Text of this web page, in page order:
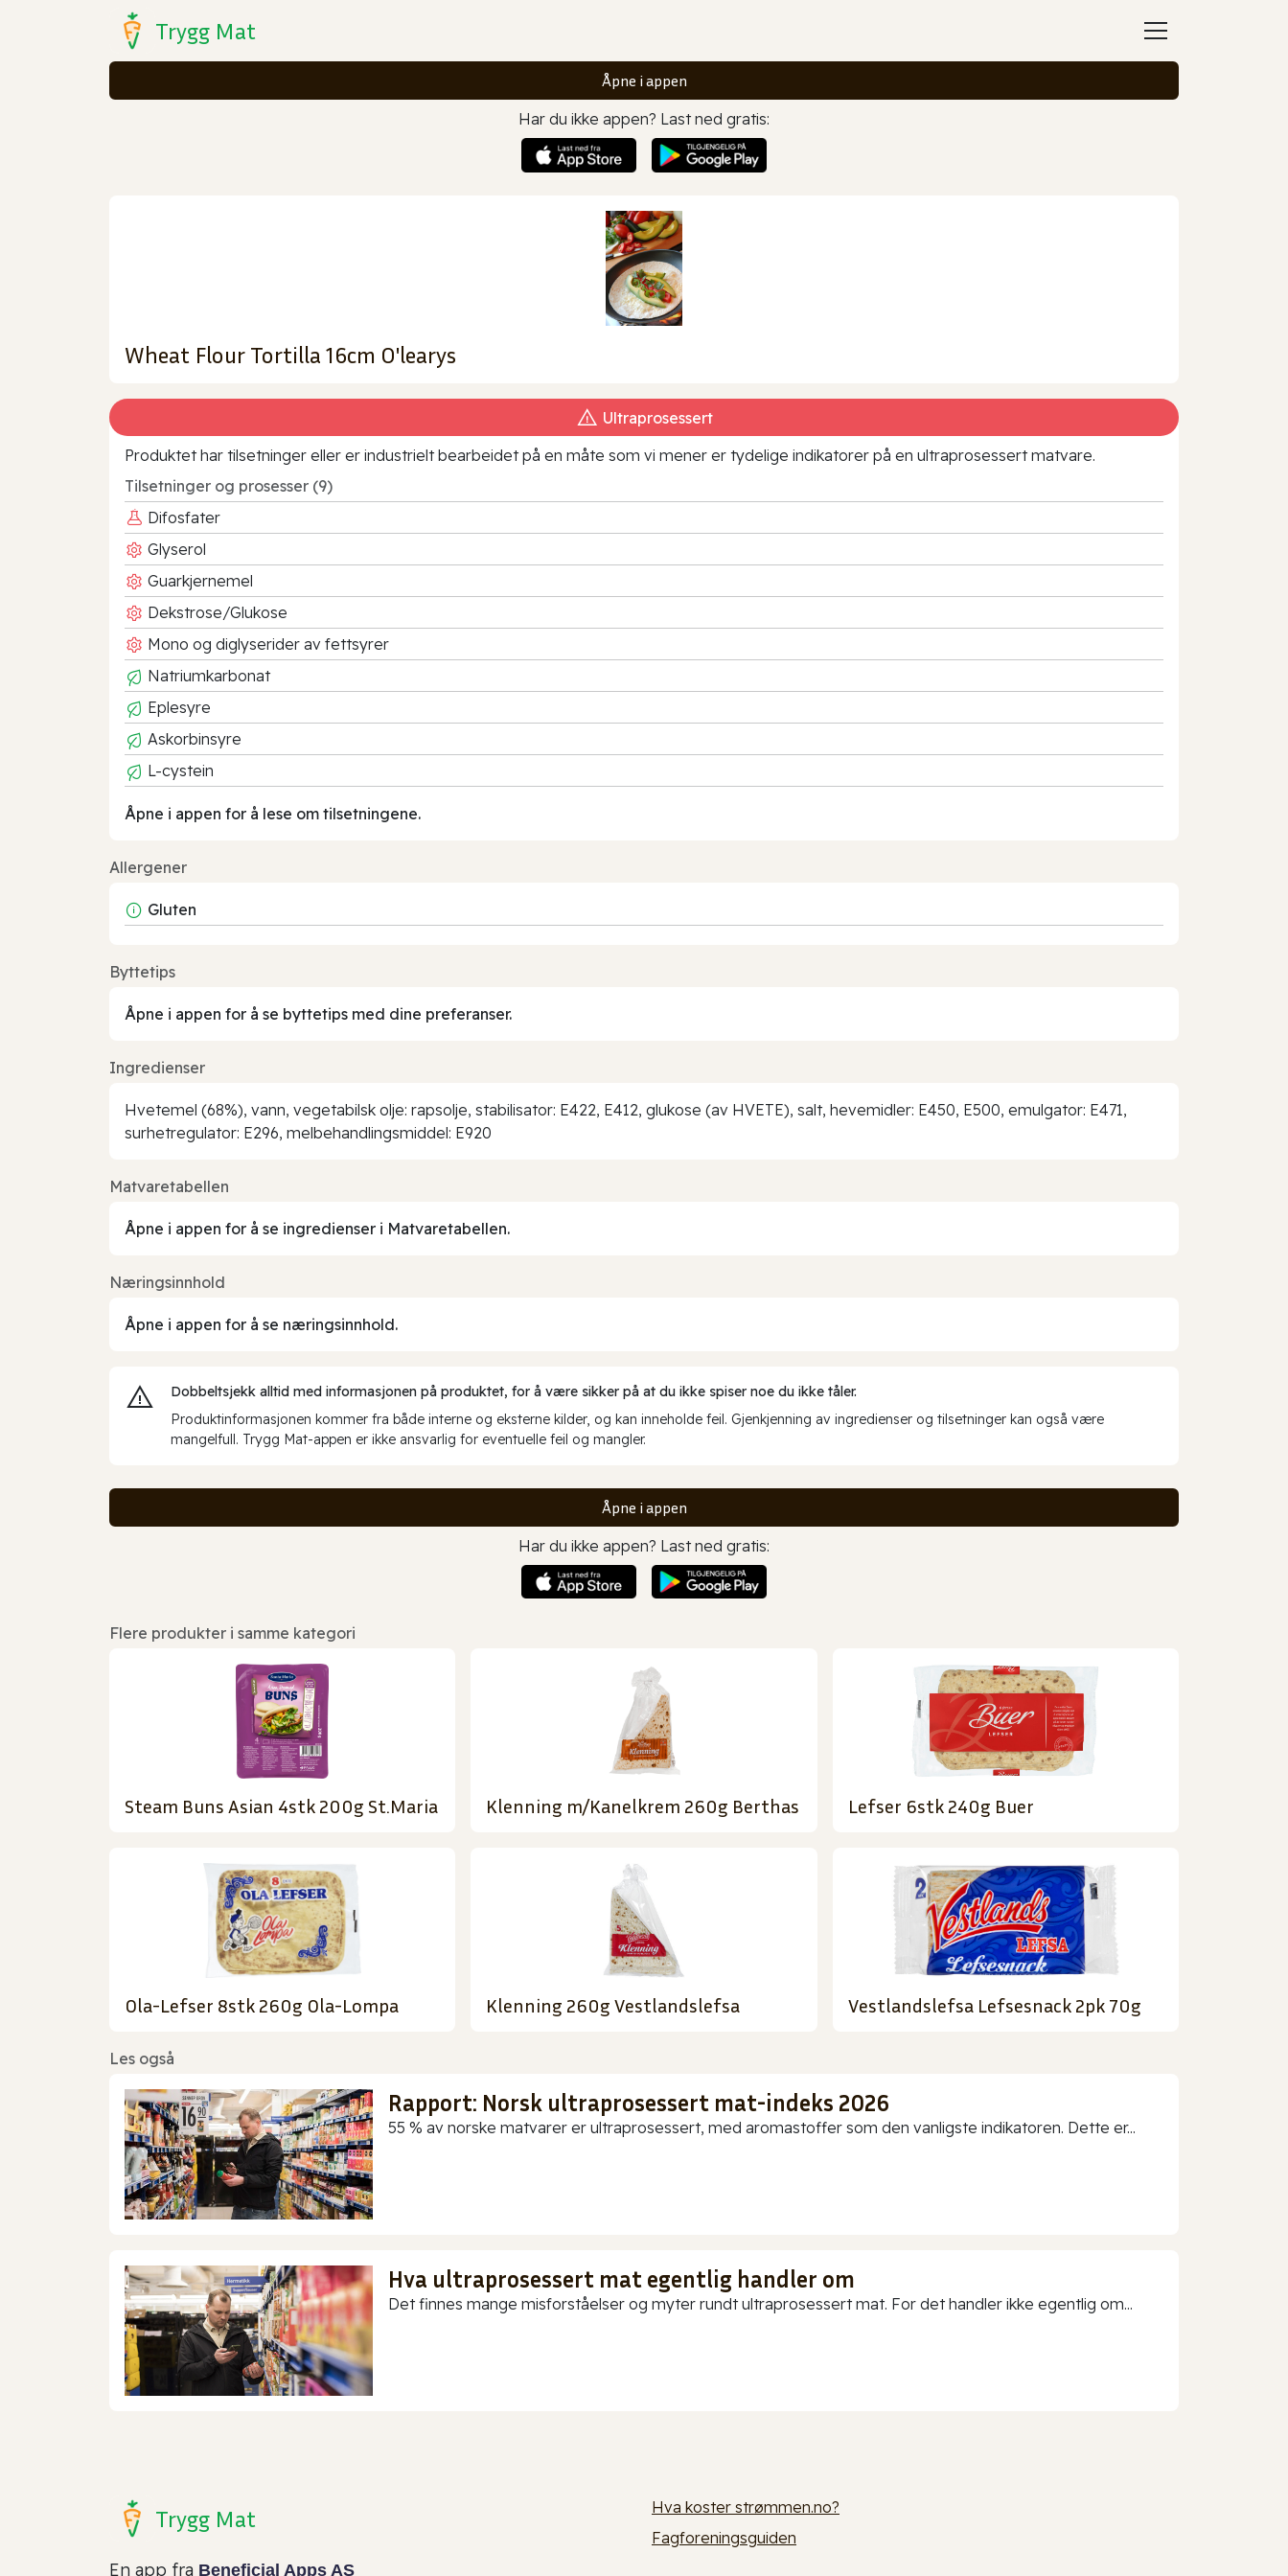
Trygg Mat
Åpne i appen
Har du ikke appen? Last ned gratis:
Wheat Flour Tortilla 16cm O'learys
Ultraprosessert
Produktet har tilsetninger eller er industrielt bearbeidet på en måte som vi mener er tydelige indikatorer på en ultraprosessert matvare.
Tilsetninger og prosesser (9)
Difosfater
Glyserol
Guarkjernemel
Dekstrose/Glukose
Mono og diglyserider av fettsyrer
Natriumkarbonat
Eplesyre
Askorbinsyre
L-cystein
Åpne i appen for å lese om tilsetningene.
Allergener
Gluten
Byttetips
Åpne i appen for å se byttetips med dine preferanser.
Ingredienser
Hvetemel (68%), vann, vegetabilsk olje: rapsolje, stabilisator: E422, E412, glukose (av HVETE), salt, hevemidler: E450, E500, emulgator: E471,
surhetregulator: E296, melbehandlingsmiddel: E920
Matvaretabellen
Åpne i appen for å se ingredienser i Matvaretabellen.
Næringsinnhold
Åpne i appen for å se næringsinnhold.
Dobbeltsjekk alltid med informasjonen på produktet, for å være sikker på at du ikke spiser noe du ikke tåler.
Produktinformasjonen kommer fra både interne og eksterne kilder, og kan inneholde feil. Gjenkjenning av ingredienser og tilsetninger kan også være
mangelfull. Trygg Mat-appen er ikke ansvarlig for eventuelle feil og mangler.
Åpne i appen
Har du ikke appen? Last ned gratis:
Flere produkter i samme kategori
Steam Buns Asian 4stk 200g St.Maria Klenning m/Kanelkrem 260g Berthas Lefser 6stk 240g Buer
Ola-Lefser 8stk 260g Ola-Lompa Klenning 260g Vestlandslefsa Vestlandslefsa Lefsesnack 2pk 70g
Les også
Rapport: Norsk ultraprosessert mat-indeks 2026
55 % av norske matvarer er ultraprosessert, med aromastoffer som den vanligste indikatoren. Dette er...
Hva ultraprosessert mat egentlig handler om
Det finnes mange misforståelser og myter rundt ultraprosessert mat. For det handler ikke egentlig om...
Trygg Mat
En app fra Beneficial Apps AS
Hva koster strømmen.no?
Fagforeningsguiden